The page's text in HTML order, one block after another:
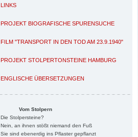
LINKS
PROJEKT BIOGRAFISCHE SPURENSUCHE
FILM "TRANSPORT IN DEN TOD AM 23.9.1940"
PROJEKT STOLPERTONSTEINE HAMBURG
ENGLISCHE ÜBERSETZUNGEN
Vom Stolpern
Die Stolpersteine?
Nein, an ihnen stößt niemand den Fuß
Sie sind ebenerdig ins Pflaster gepflanzt